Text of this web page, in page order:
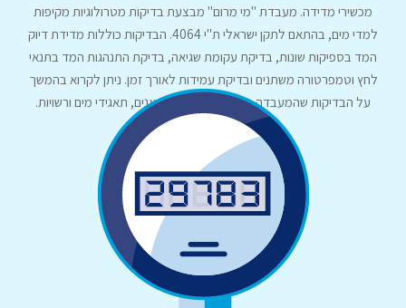
מכשירי מדידה. מעבדת "מי מרום" מבצעת בדיקות מטרולוגיות מקיפות
למדי מים, בהתאם לתקן ישראלי ת"י 4064. הבדיקות כוללות מדידת דיוק
המד בספיקות שונות, בדיקת עקומת שגיאה, בדיקת התנהגות המד בתנאי
לחץ וטמפרטורה משתנים ובדיקת עמידות לאורך זמן. ניתן לקרוא בהמשך
על הבדיקות שהמעבדה מעניקה ליצרנים, יבואנים, תאגידי מים ורשויות.